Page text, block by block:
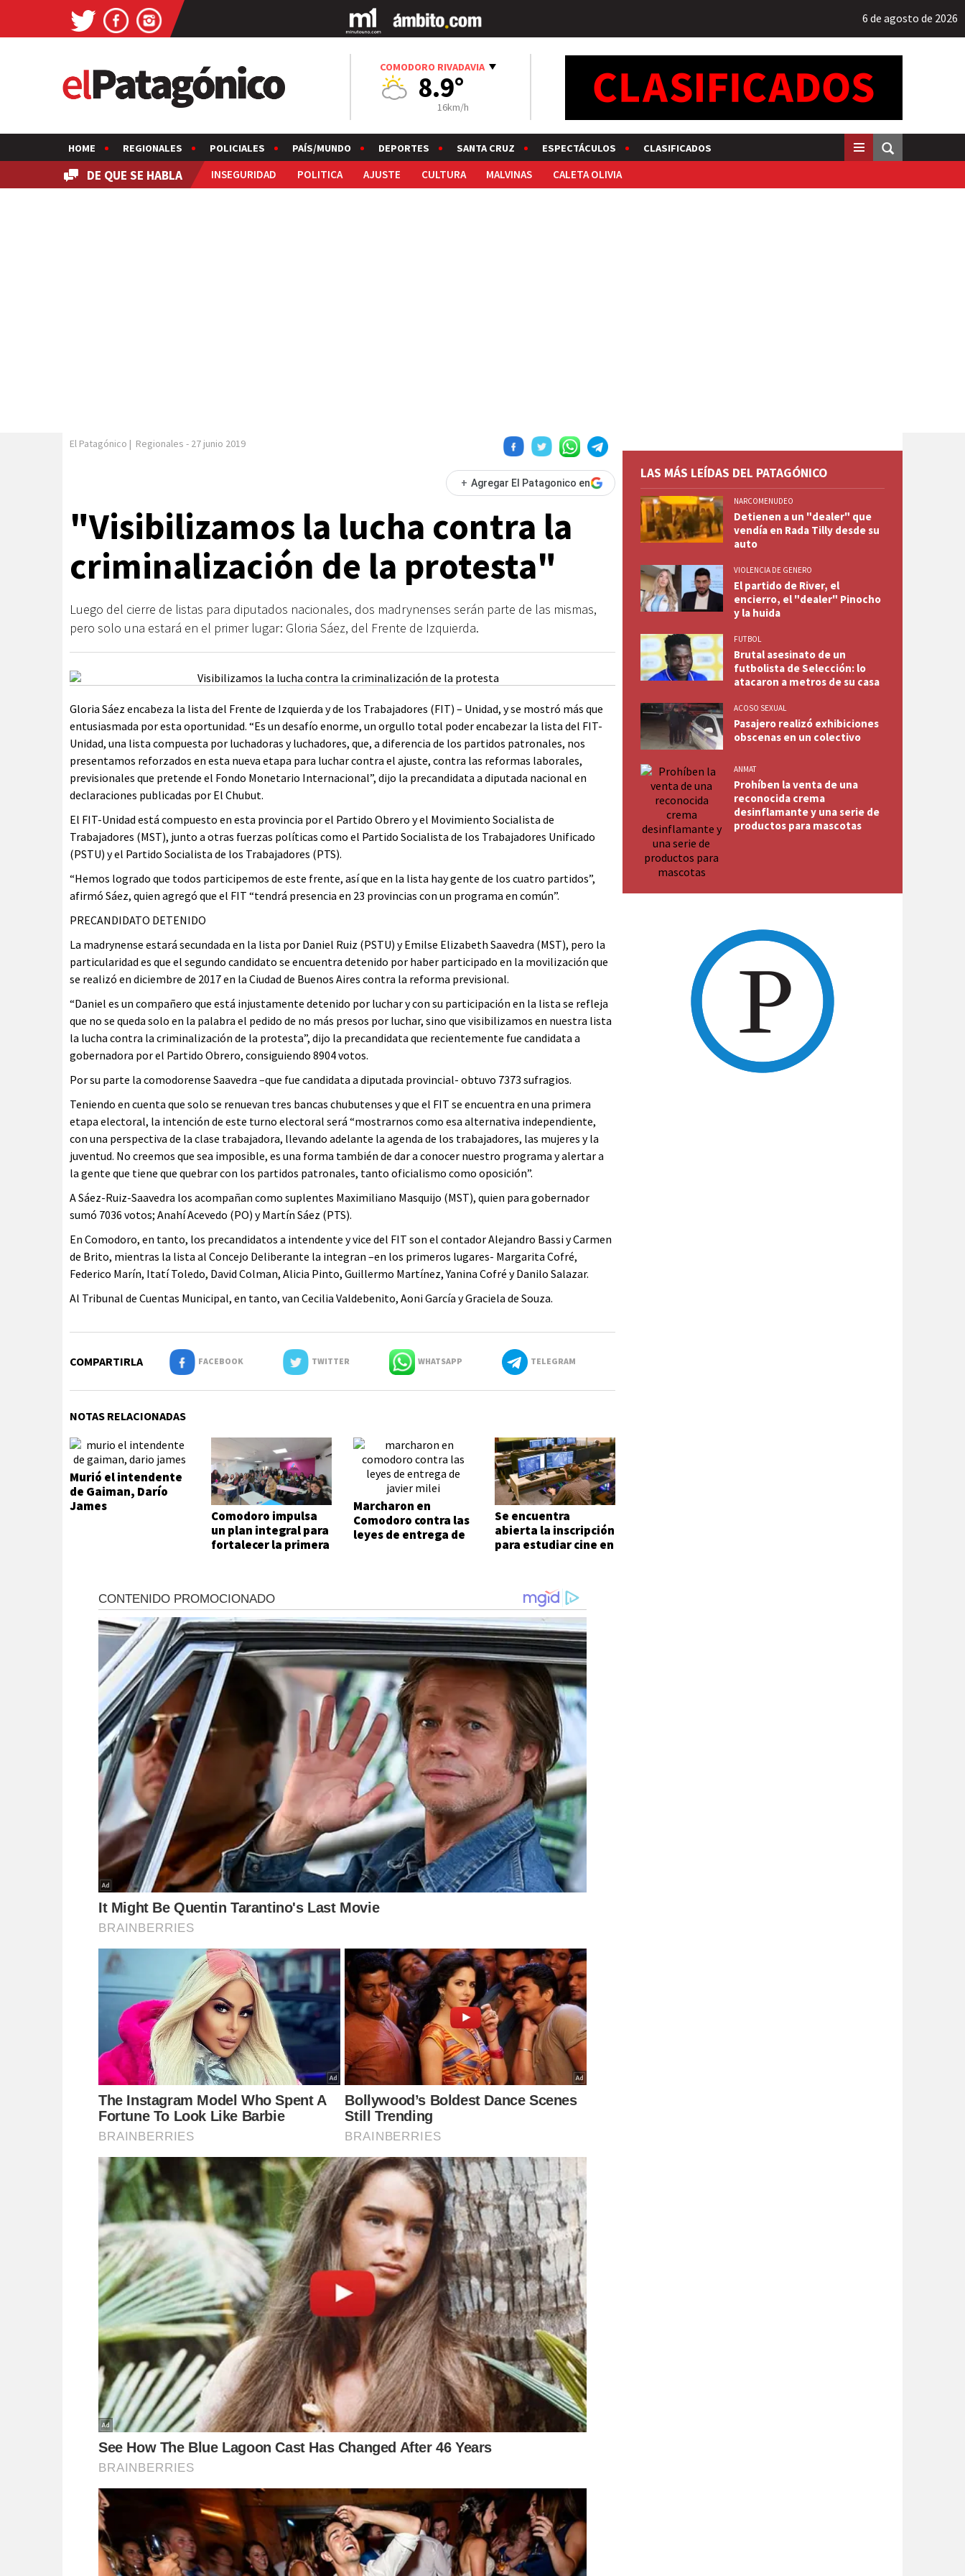
6 de agosto de 2026
COMODORO RIVADAVIA
8.9°
16km/h
HOME REGIONALES POLICIALES PAÍS/MUNDO DEPORTES SANTA CRUZ ESPECTÁCULOS CLASIFICADOS
DE QUE SE HABLA INSEGURIDAD POLITICA AJUSTE CULTURA MALVINAS CALETA OLIVIA
El Patagónico | Regionales - 27 junio 2019
+ Agregar El Patagonico en
"Visibilizamos la lucha contra la
criminalización de la protesta"
Luego del cierre de listas para diputados nacionales, dos madrynenses serán parte de las mismas,
pero solo una estará en el primer lugar: Gloria Sáez, del Frente de Izquierda.
Gloria Sáez encabeza la lista del Frente de Izquierda y de los Trabajadores (FIT) – Unidad, y se mostró más que
entusiasmada por esta oportunidad. “Es un desafío enorme, un orgullo total poder encabezar la lista del FIT-
Unidad, una lista compuesta por luchadoras y luchadores, que, a diferencia de los partidos patronales, nos
presentamos reforzados en esta nueva etapa para luchar contra el ajuste, contra las reformas laborales,
previsionales que pretende el Fondo Monetario Internacional”, dijo la precandidata a diputada nacional en
declaraciones publicadas por El Chubut.
El FIT-Unidad está compuesto en esta provincia por el Partido Obrero y el Movimiento Socialista de
Trabajadores (MST), junto a otras fuerzas políticas como el Partido Socialista de los Trabajadores Unificado
(PSTU) y el Partido Socialista de los Trabajadores (PTS).
“Hemos logrado que todos participemos de este frente, así que en la lista hay gente de los cuatro partidos”,
afirmó Sáez, quien agregó que el FIT “tendrá presencia en 23 provincias con un programa en común”.
PRECANDIDATO DETENIDO
La madrynense estará secundada en la lista por Daniel Ruiz (PSTU) y Emilse Elizabeth Saavedra (MST), pero la
particularidad es que el segundo candidato se encuentra detenido por haber participado en la movilización que
se realizó en diciembre de 2017 en la Ciudad de Buenos Aires contra la reforma previsional.
“Daniel es un compañero que está injustamente detenido por luchar y con su participación en la lista se refleja
que no se queda solo en la palabra el pedido de no más presos por luchar, sino que visibilizamos en nuestra lista
la lucha contra la criminalización de la protesta”, dijo la precandidata que recientemente fue candidata a
gobernadora por el Partido Obrero, consiguiendo 8904 votos.
Por su parte la comodorense Saavedra –que fue candidata a diputada provincial- obtuvo 7373 sufragios.
Teniendo en cuenta que solo se renuevan tres bancas chubutenses y que el FIT se encuentra en una primera
etapa electoral, la intención de este turno electoral será “mostrarnos como esa alternativa independiente,
con una perspectiva de la clase trabajadora, llevando adelante la agenda de los trabajadores, las mujeres y la
juventud. No creemos que sea imposible, es una forma también de dar a conocer nuestro programa y alertar a
la gente que tiene que quebrar con los partidos patronales, tanto oficialismo como oposición”.
A Sáez-Ruiz-Saavedra los acompañan como suplentes Maximiliano Masquijo (MST), quien para gobernador
sumó 7036 votos; Anahí Acevedo (PO) y Martín Sáez (PTS).
En Comodoro, en tanto, los precandidatos a intendente y vice del FIT son el contador Alejandro Bassi y Carmen
de Brito, mientras la lista al Concejo Deliberante la integran –en los primeros lugares- Margarita Cofré,
Federico Marín, Itatí Toledo, David Colman, Alicia Pinto, Guillermo Martínez, Yanina Cofré y Danilo Salazar.
Al Tribunal de Cuentas Municipal, en tanto, van Cecilia Valdebenito, Aoni García y Graciela de Souza.
COMPARTIRLA FACEBOOK TWITTER WHATSAPP TELEGRAM
NOTAS RELACIONADAS
Murió el intendente
de Gaiman, Darío
James
Comodoro impulsa
un plan integral para
fortalecer la primera
Marcharon en
Comodoro contra las
leyes de entrega de
Se encuentra
abierta la inscripción
para estudiar cine en
LAS MÁS LEÍDAS DEL PATAGÓNICO
NARCOMENUDEO
Detienen a un "dealer" que
vendía en Rada Tilly desde su
auto
VIOLENCIA DE GENERO
El partido de River, el
encierro, el "dealer" Pinocho
y la huida
FUTBOL
Brutal asesinato de un
futbolista de Selección: lo
atacaron a metros de su casa
ACOSO SEXUAL
Pasajero realizó exhibiciones
obscenas en un colectivo
ANMAT
Prohíben la venta de una
reconocida crema
desinflamante y una serie de
productos para mascotas